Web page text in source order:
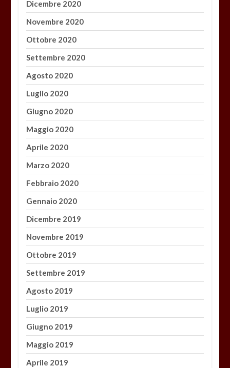
Dicembre 2020
Novembre 2020
Ottobre 2020
Settembre 2020
Agosto 2020
Luglio 2020
Giugno 2020
Maggio 2020
Aprile 2020
Marzo 2020
Febbraio 2020
Gennaio 2020
Dicembre 2019
Novembre 2019
Ottobre 2019
Settembre 2019
Agosto 2019
Luglio 2019
Giugno 2019
Maggio 2019
Aprile 2019